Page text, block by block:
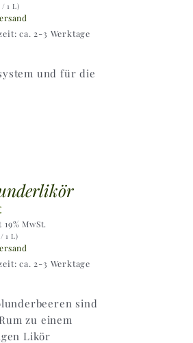
/ 1 L)
ca. 2-3 Werktage
und für die
MwSt.
/ 1 L)
ca. 2-3 Werktage
sind
zu einem
Likör